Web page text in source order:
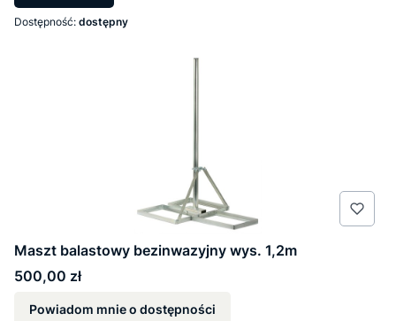
Dostępność: dostępny
Maszt balastowy bezinwazyjny wys. 1,2m
Cena
500,00 zł
Powiadom mnie o dostępności